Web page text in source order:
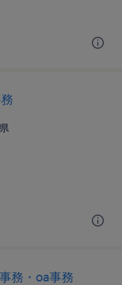
務・oa事務